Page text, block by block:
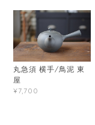
丸急須 横手/鳥泥 東
屋
¥7,700